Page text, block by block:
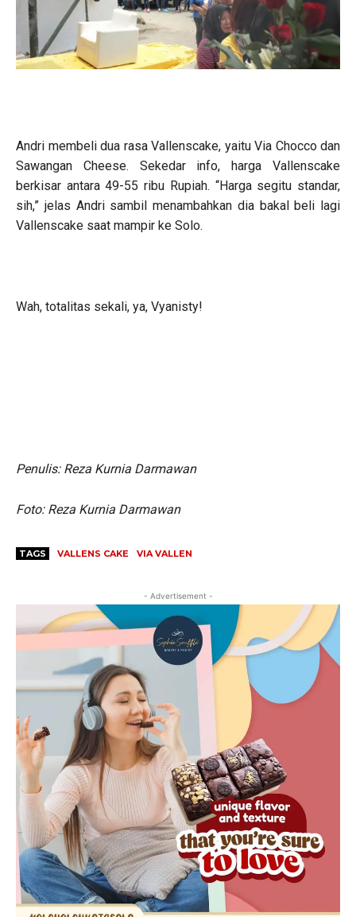
Andri membeli dua rasa Vallenscake, yaitu Via Chocco dan
Sawangan Cheese. Sekedar info, harga Vallenscake
berkisar antara 49-55 ribu Rupiah. “Harga segitu standar,
sih,” jelas Andri sambil menambahkan dia bakal beli lagi
Vallenscake saat mampir ke Solo.
Wah, totalitas sekali, ya, Vyanisty!
Penulis: Reza Kurnia Darmawan
Foto: Reza Kurnia Darmawan
TAGS VALLENS CAKE VIA VALLEN
- Advertisement -